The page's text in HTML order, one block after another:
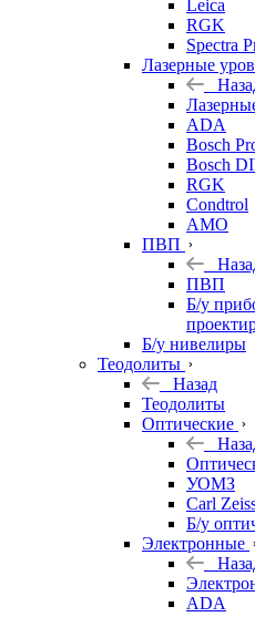
Leica
RGK
Spectra
Лазерные
ADA
Bosch
Bosch
RGK
Condtrol
AMO
ПВП
ПВП
Б/у
Б/у нивелиры
Теодолиты
Назад
Теодолиты
Оптические
УОМЗ
Carl
Б/у
Электронные
ADA